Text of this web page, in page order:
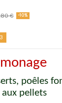
€ -10%
poêles
pellets